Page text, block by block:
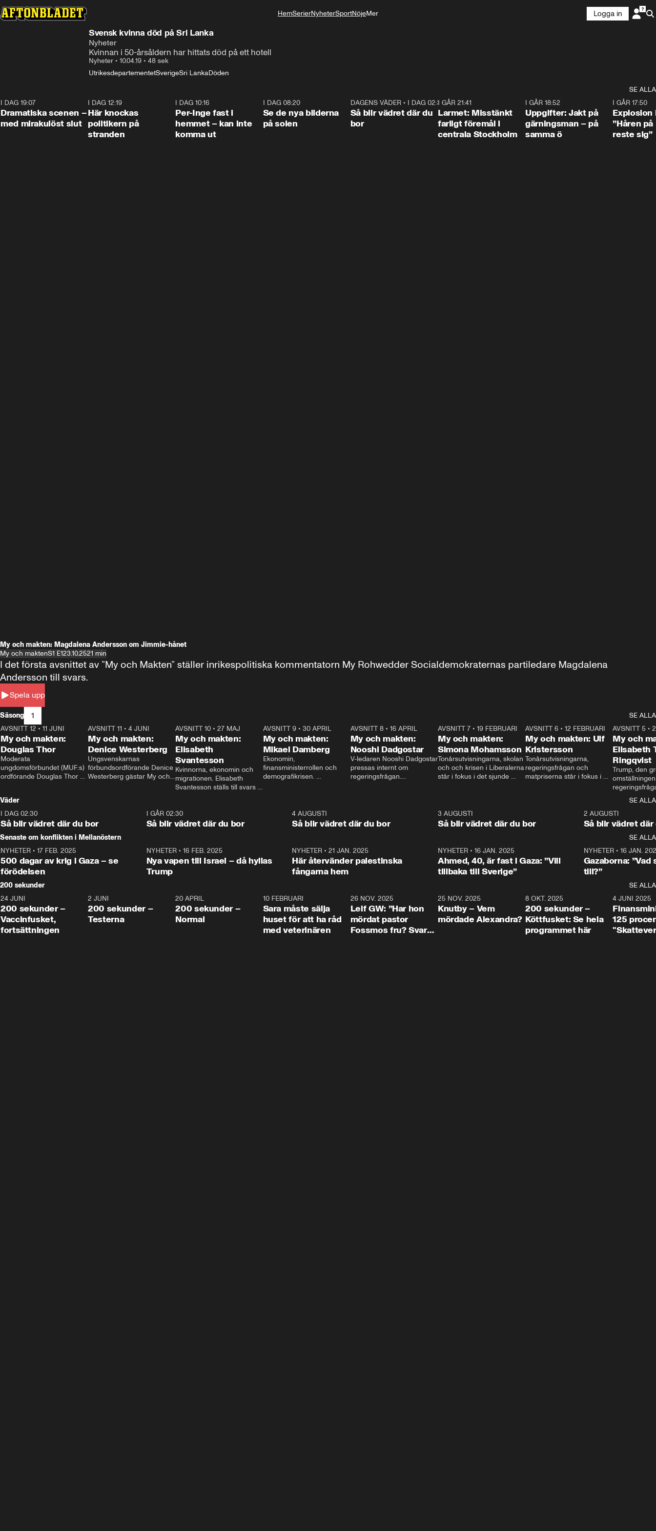
HemSerierNyheterSportNöjeMer
Logga in
Svensk kvinna död på Sri Lanka
Nyheter
Kvinnan i 50-årsåldern har hittats död på ett hotell
Nyheter • 10.04.19 • 48 sek
UtrikesdepartementetSverigeSri LankaDöden
SE ALLA
I DAG 19:07
Dramatiska scenen –
med mirakulöst slut
I DAG 12:19
Här knockas
politikern på
stranden
I DAG 10:16
Per-Inge fast i
hemmet – kan inte
komma ut
I DAG 08:20
Se de nya bilderna
på solen
1:06
DAGENS VÄDER• I DAG 02:30
Så blir vädret där du
bor
I GÅR 21:41
Larmet: Misstänkt
farligt föremål i
centrala Stockholm
I GÅR 18:52
Uppgifter: Jakt på
gärningsman – på
samma ö
I GÅR 17:50
Explosion
”Håren
reste sig”
My och makten: Magdalena Andersson om Jimmie-hånet
My och maktenS1 E123.10.2521 min
Spela upp
I det första avsnittet av ”My och Makten” ställer inrikespolitiska kommentatorn My Rohwedder Socialdemokraternas partiledare Magdalena
Andersson till svars.
Säsong 1
SE ALLA
26:27
AVSNITT 12 • 11 JUNI
My och makten:
Douglas Thor
Moderata
ungdomsförbundet (MUF:s)
ordförande Douglas Thor
tonårsutvisningarna och hur
Moderaterna ska locka
väljare till valet i höst.
23:40
AVSNITT 11 •4 JUNI
My och makten:
Denice Westerberg
Ungsvenskarnas
förbundsordförande Denice
Westerberg gästar My och
AVSNITT 10 •27 MAJ
My och makten:
Elisabeth
Svantesson
Kvinnorna, ekonomin och
migrationen. Elisabeth
Svantesson ställs till svars
AVSNITT 9• 30 APRIL
My och makten:
Mikael Damberg
Ekonomin,
finansministerrollen och
demografikrisen.
och Makten.
AVSNITT 8• 16 APRIL
My och makten:
Nooshi Dadgostar
V-ledaren Nooshi Dadgostar
pressas internt om
regeringsfrågan.
– Vi ställer upp i val. Ska vi
vara med så sitter vi förstås
24:30
AVSNITT 7• 19 FEBRUARI
My och makten:
Simona Mohamsson
Tonårsutvisningarna, skolan
och och krisen i Liberalerna
står i fokus i det sjunde
kommentator My
Rohwedder ställer
utbildnings- och
Mohamsson till svars.
27:30
AVSNITT 6 •12 FEBRUARI
My och makten: Ulf
Kristersson
Tonårsutvisningarna,
regeringsfrågan och
matpriserna står i fokus i
Rohwedder ställer
statsminister Ulf Kristersson
AVSNITT 5 •
My och
Elisabeth
Ringqvist
Trump, den
centrum i
avsnittet av
Makten”. Se
Aftonbladets
Rohwedder
Thand Ring
Väder
SE ALLA
I DAG 02:30
Så blir vädret där du bor
1:06
I GÅR 02:30
Så blir vädret där du bor
4 AUGUSTI
Så blir vädret där du bor
3 AUGUSTI
Så blir vädret där du bor
2 AUGUSTI
Så blir vädret där
Senaste om konflikten i Mellanöstern
SE ALLA
NYHETER • 17 FEB. 2025
500 dagar av krig i Gaza – se
förödelsen
NYHETER• 16 FEB. 2025
Nya vapen till Israel – då hyllas
Trump
NYHETER •21 JAN. 2025
Här återvänder palestinska
fångarna hem
NYHETER• 16 JAN. 2025
Ahmed, 40, är fast i Gaza: ”Vill
tillbaka till Sverige”
NYHETER• 16 JAN.
Gazaborna:
till?”
200 sekunder
SE ALLA
5:00
24 JUNI
200 sekunder –
Vaccinfusket,
fortsättningen
4:23
2 JUNI
200 sekunder –
Testerna
20 APRIL
200 sekunder –
Normal
10 FEBRUARI
Sara måste sälja
huset för att ha råd
med veterinären
26 NOV. 2025
Leif GW: ”Har hon
mördat pastor
Fossmos fru? Svar
31:05
25 NOV. 2025
Knutby – Vem
mördade Alexandra?
4:29
8 OKT. 2025
200 sekunder –
Köttfusket: Se hela
programmet här
4 JUNI 2025
125